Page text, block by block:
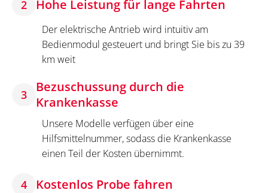
2 Hohe Leistung für lange Fahrten
Der elektrische Antrieb wird intuitiv am
Bedienmodul gesteuert und bringt Sie bis zu 39
km weit
3
Bezuschussung durch die
Krankenkasse
Unsere Modelle verfügen über eine
Hilfsmittelnummer, sodass die Krankenkasse
einen Teil der Kosten übernimmt.
4 Kostenlos Probe fahren